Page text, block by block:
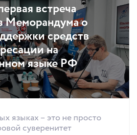
встреча
Меморандума о
средств
на
языке РФ
языках – это не просто
суверенитет